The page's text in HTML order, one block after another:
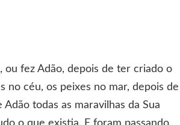
fez Adão, depois de ter criado o
no céu, os peixes no mar, depois de
todas as maravilhas da Sua